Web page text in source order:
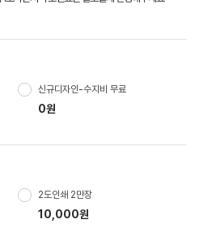
신규디자인-수지비 무료
0원
2도인쇄 2만장
10,000원